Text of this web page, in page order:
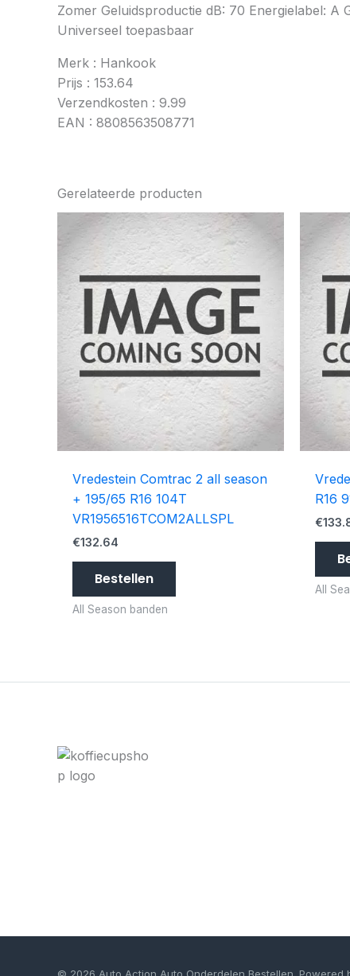
Zomer Geluidsproductie dB: 70 Energielabel: A
Universeel toepasbaar
Merk : Hankook
Prijs : 153.64
Verzendkosten : 9.99
EAN : 8808563508771
Gerelateerde producten
Vredestein Comtrac 2 all season
+ 195/65 R16 104T
VR1956516TCOM2ALLSPL
€132.64
Bestellen
All Season banden
R16
€
All